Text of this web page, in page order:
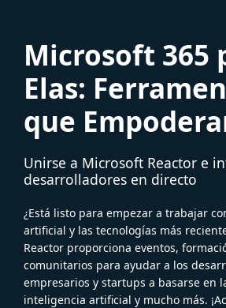
Microsoft 365
Elas:
que
Unirse a Microsoft Reactor e
desarrolladores en directo
¿Está listo para empezar a trabajar
artificial y las tecnologías más
Reactor proporciona eventos,
comunitarios para ayudar a los
empresarios y startups a basarse en
inteligencia artificial y mucho más.